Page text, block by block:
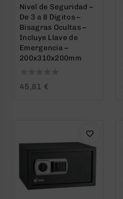
Nivel de Seguridad –
De 3 a 8 Digitos –
Bisagras Ocultas –
Incluye Llave de
Emergencia –
200x310x200mm
0
45,81 €